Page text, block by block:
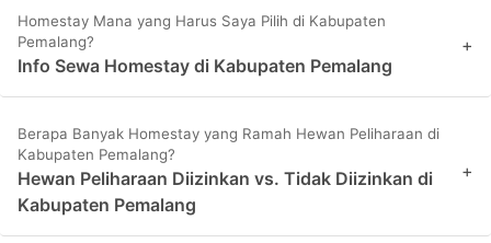
Homestay Mana yang Harus Saya Pilih di Kabupaten
Pemalang?
Info Sewa Homestay di Kabupaten Pemalang
+
Berapa Banyak Homestay yang Ramah Hewan Peliharaan di
Kabupaten Pemalang?
Hewan Peliharaan Diizinkan vs. Tidak Diizinkan di
Kabupaten Pemalang
+